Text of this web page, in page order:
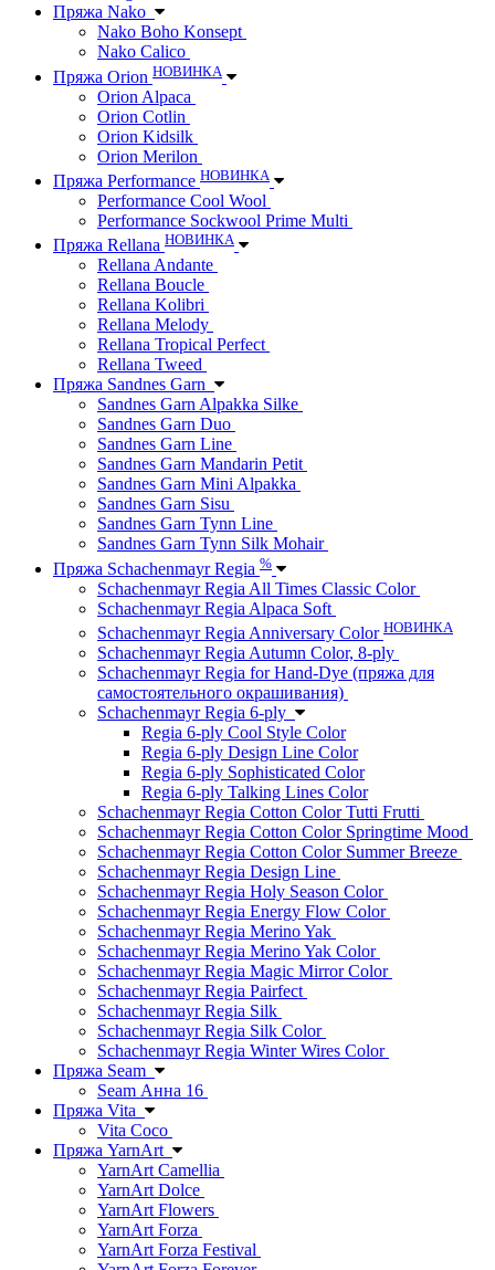
Пряжа Nako
Nako Boho Konsept
Nako Calico
Пряжа Orion НОВИНКА
Orion Alpaca
Orion Cotlin
Orion Kidsilk
Orion Merilon
Пряжа Performance НОВИНКА
Performance Cool Wool
Performance Sockwool Prime Multi
Пряжа Rellana НОВИНКА
Rellana Andante
Rellana Boucle
Rellana Kolibri
Rellana Melody
Rellana Tropical Perfect
Rellana Tweed
Пряжа Sandnes Garn
Sandnes Garn Alpakka Silke
Sandnes Garn Duo
Sandnes Garn Line
Sandnes Garn Mandarin Petit
Sandnes Garn Mini Alpakka
Sandnes Garn Sisu
Sandnes Garn Tynn Line
Sandnes Garn Tynn Silk Mohair
Пряжа Schachenmayr Regia %
Schachenmayr Regia All Times Classic Color
Schachenmayr Regia Alpaca Soft
Schachenmayr Regia Anniversary Color НОВИНКА
Schachenmayr Regia Autumn Color, 8-ply
Schachenmayr Regia for Hand-Dye (пряжа для
самостоятельного окрашивания)
Schachenmayr Regia 6-ply
Regia 6-ply Cool Style Color
Regia 6-ply Design Line Color
Regia 6-ply Sophisticated Color
Regia 6-ply Talking Lines Color
Schachenmayr Regia Cotton Color Tutti Frutti
Schachenmayr Regia Cotton Color Springtime Mood
Schachenmayr Regia Cotton Color Summer Breeze
Schachenmayr Regia Design Line
Schachenmayr Regia Holy Season Color
Schachenmayr Regia Energy Flow Color
Schachenmayr Regia Merino Yak
Schachenmayr Regia Merino Yak Color
Schachenmayr Regia Magic Mirror Color
Schachenmayr Regia Pairfect
Schachenmayr Regia Silk
Schachenmayr Regia Silk Color
Schachenmayr Regia Winter Wires Color
Пряжа Seam
Seam Анна 16
Пряжа Vita
Vita Coco
Пряжа YarnArt
YarnArt Camellia
YarnArt Dolce
YarnArt Flowers
YarnArt Forza
YarnArt Forza Festival